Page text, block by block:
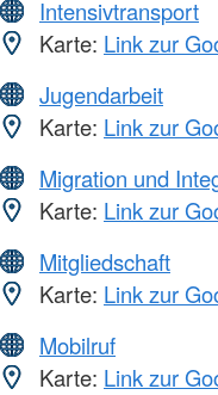
Intensivtransport
Karte: Link zur
Jugendarbeit
Karte: Link zur
Migration und
Karte: Link zur
Mitgliedschaft
Karte: Link zur
Mobilruf
Karte: Link zur